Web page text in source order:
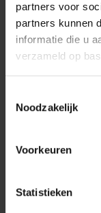
partners voor
partners kunnen
informatie die u
verzameld op
Noodzakelijk
Voorkeuren
Statistieken
Uw
Last but not
momenteel
in
u in de buurt.